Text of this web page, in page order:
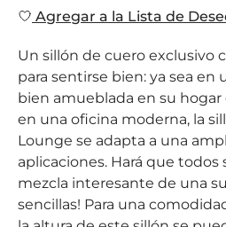
Agregar a la Lista de
Un sillón de cuero exclusivo
para sentirse bien: ya sea en
bien amueblada en su hogar
en una oficina moderna, la
Lounge se adapta a una
aplicaciones. Hará que todos
mezcla interesante de una
sencillas! Para una